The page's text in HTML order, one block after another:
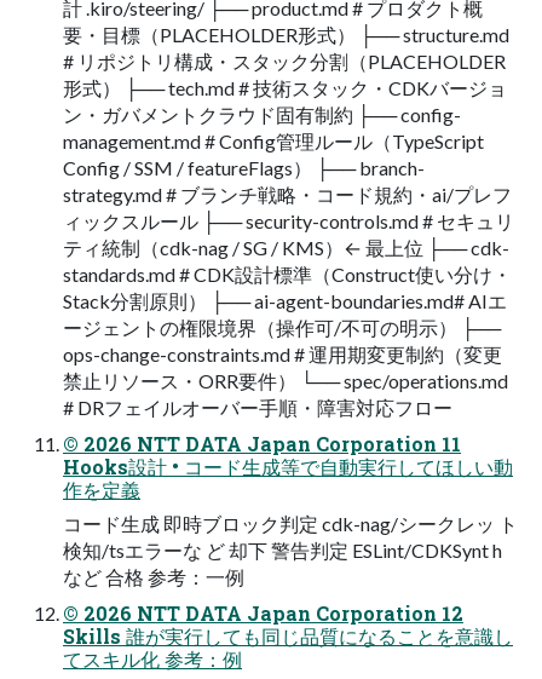
計 .kiro/steering/ ├── product.md # プロダクト概
要・目標（PLACEHOLDER形式） ├── structure.md
# リポジトリ構成・スタック分割（PLACEHOLDER
形式） ├── tech.md # 技術スタック・CDKバージョ
ン・ガバメントクラウド固有制約 ├── config-
management.md # Config管理ルール（TypeScript
Config / SSM / featureFlags） ├── branch-
strategy.md # ブランチ戦略・コード規約・ai/プレフ
ィックスルール ├── security-controls.md # セキュリ
ティ統制（cdk-nag / SG / KMS）← 最上位 ├── cdk-
standards.md # CDK設計標準（Construct使い分け・
Stack分割原則） ├── ai-agent-boundaries.md# AIエ
ージェントの権限境界（操作可/不可の明示） ├──
ops-change-constraints.md # 運用期変更制約（変更
禁止リソース・ORR要件） └── spec/operations.md
# DRフェイルオーバー手順・障害対応フロー
© 2026 NTT DATA Japan Corporation 11
Hooks設計 • コード生成等で自動実行してほしい動
作を定義
コード生成 即時ブロック判定 cdk-nag/シークレッ ト
検知/tsエラーな ど 却下 警告判定 ESLint/CDKSynt h
など 合格 参考：一例
© 2026 NTT DATA Japan Corporation 12
Skills 誰が実行しても同じ品質になることを意識し
てスキル化 参考：例